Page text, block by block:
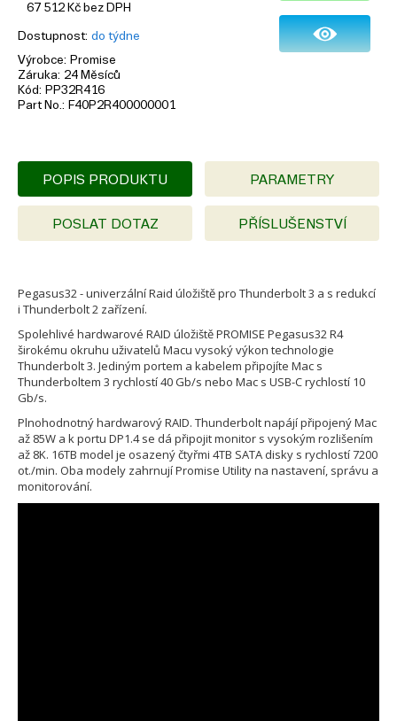
67 512 Kč bez DPH
Dostupnost do týdne
Výrobce
Promise
Záruka 24 Měsíců
Kód
PP32R416
Part No.
F40P2R400000001
POPIS PRODUKTU PARAMETRY
POSLAT DOTAZ PŘÍSLUŠENSTVÍ
Pegasus32 - univerzální Raid úložiště pro Thunderbolt 3 a s redukcí
i Thunderbolt 2 zařízení.
Spolehlivé hardwarové RAID úložiště PROMISE Pegasus32 R4
širokému okruhu uživatelů Macu vysoký výkon technologie
Thunderbolt 3. Jediným portem a kabelem připojíte Mac s
Thunderboltem 3 rychlostí 40 Gb/s nebo Mac s USB-C rychlostí 10
Gb/s.
Plnohodnotný hardwarový RAID. Thunderbolt napájí připojený Mac
až 85W a k portu DP1.4 se dá připojit monitor s vysokým rozlišením
až 8K. 16TB model je osazený čtyřmi 4TB SATA disky s rychlostí 7200
ot./min. Oba modely zahrnují Promise Utility na nastavení, správu a
monitorování.